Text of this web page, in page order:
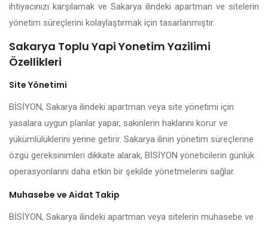
ihtiyacınızı karşılamak ve Sakarya ilindeki apartman ve sitelerin
yönetim süreçlerini kolaylaştırmak için tasarlanmıştır.
Sakarya Toplu Yapi Yonetim Yazilimi
Özellikleri
Site Yönetimi
BİSİYON, Sakarya ilindeki apartman veya site yönetimi için
yasalara uygun planlar yapar, sakinlerin haklarını korur ve
yükümlülüklerini yerine getirir. Sakarya ilinin yönetim süreçlerine
özgü gereksinimleri dikkate alarak, BİSİYON yöneticilerin günlük
operasyonlarını daha etkin bir şekilde yönetmelerini sağlar.
Muhasebe ve Aidat Takip
BİSİYON, Sakarya ilindeki apartman veya sitelerin muhasebe ve